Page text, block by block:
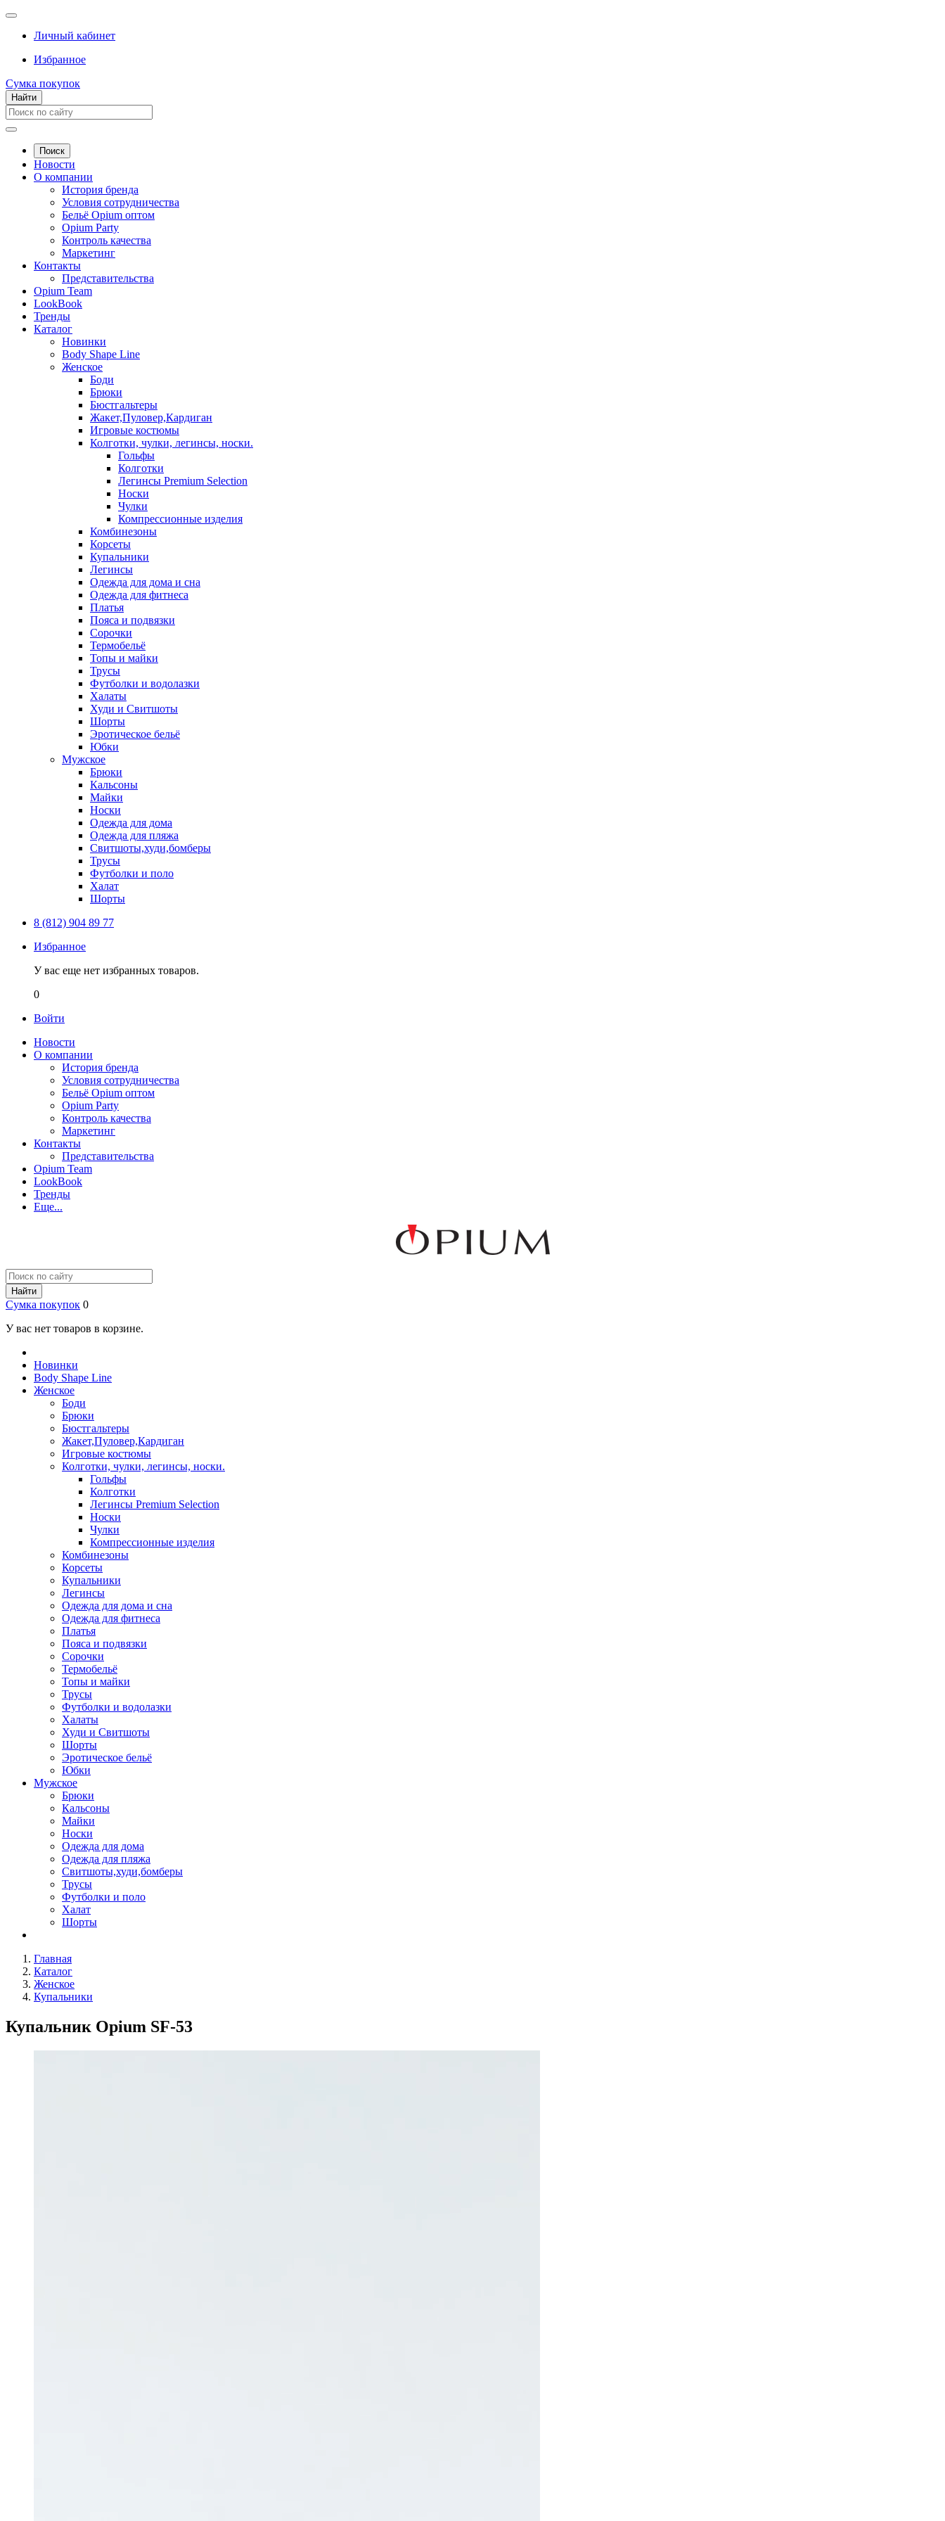
Личный кабинет
Избранное
Сумка покупок
Найти
Поиск
Новости
О компании
История бренда
Условия сотрудничества
Бельё Opium оптом
Opium Party
Контроль качества
Маркетинг
Контакты
Представительства
Opium Team
LookBook
Тренды
Каталог
Новинки
Body Shape Line
Женское
Боди
Брюки
Бюстгальтеры
Жакет,Пуловер,Кардиган
Игровые костюмы
Колготки, чулки, легинсы, носки.
Гольфы
Колготки
Легинсы Premium Selection
Носки
Чулки
Компрессионные изделия
Комбинезоны
Корсеты
Купальники
Легинсы
Одежда для дома и сна
Одежда для фитнеса
Платья
Пояса и подвязки
Сорочки
Термобельё
Топы и майки
Трусы
Футболки и водолазки
Халаты
Худи и Свитшоты
Шорты
Эротическое бельё
Юбки
Мужское
Брюки
Кальсоны
Майки
Носки
Одежда для дома
Одежда для пляжа
Свитшоты,худи,бомберы
Трусы
Футболки и поло
Халат
Шорты
8 (812) 904 89 77
Избранное
У вас еще нет избранных товаров.
0
Войти
Новости
О компании
История бренда
Условия сотрудничества
Бельё Opium оптом
Opium Party
Контроль качества
Маркетинг
Контакты
Представительства
Opium Team
LookBook
Тренды
Еще...
Найти
Сумка покупок 0
У вас нет товаров в корзине.
Новинки
Body Shape Line
Женское
Боди
Брюки
Бюстгальтеры
Жакет,Пуловер,Кардиган
Игровые костюмы
Колготки, чулки, легинсы, носки.
Гольфы
Колготки
Легинсы Premium Selection
Носки
Чулки
Компрессионные изделия
Комбинезоны
Корсеты
Купальники
Легинсы
Одежда для дома и сна
Одежда для фитнеса
Платья
Пояса и подвязки
Сорочки
Термобельё
Топы и майки
Трусы
Футболки и водолазки
Халаты
Худи и Свитшоты
Шорты
Эротическое бельё
Юбки
Мужское
Брюки
Кальсоны
Майки
Носки
Одежда для дома
Одежда для пляжа
Свитшоты,худи,бомберы
Трусы
Футболки и поло
Халат
Шорты
Главная
Каталог
Женское
Купальники
Купальник Opium SF-53